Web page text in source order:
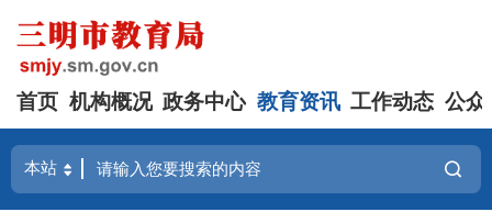
首页 机构概况 政务中心 教育资讯 工作动态 公众